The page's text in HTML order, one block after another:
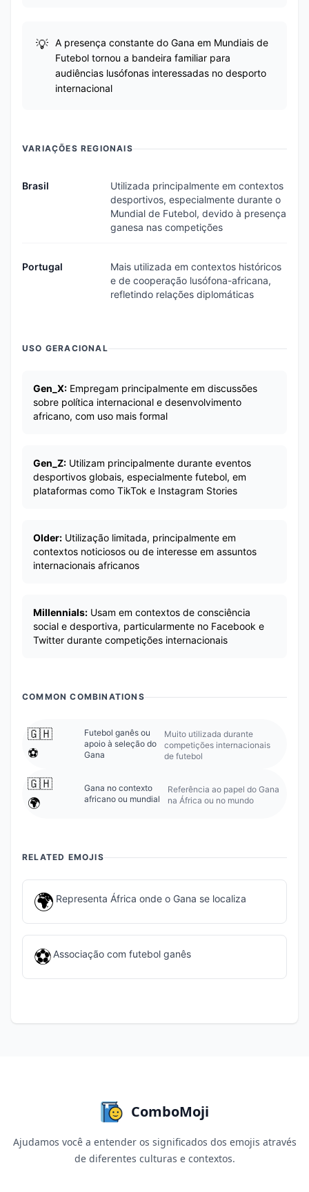
A presença constante do Gana em Mundiais de
Futebol tornou a bandeira familiar para
audiências lusófonas interessadas no desporto
internacional
VARIAÇÕES REGIONAIS
Brasil
Utilizada principalmente em contextos
desportivos, especialmente durante o
Mundial de Futebol, devido à presença
ganesa nas competições
Portugal
Mais utilizada em contextos históricos
e de cooperação lusófona-africana,
refletindo relações diplomáticas
USO GERACIONAL
Gen_X: Empregam principalmente em discussões
sobre política internacional e desenvolvimento
africano, com uso mais formal
Gen_Z: Utilizam principalmente durante eventos
desportivos globais, especialmente futebol, em
plataformas como TikTok e Instagram Stories
Older: Utilização limitada, principalmente em
contextos noticiosos ou de interesse em assuntos
internacionais africanos
Millennials: Usam em contextos de consciência
social e desportiva, particularmente no Facebook e
Twitter durante competições internacionais
COMMON COMBINATIONS
🇬🇭
⚽
Futebol ganês ou
apoio à seleção do
Gana
Muito utilizada durante
competições internacionais
de futebol
🇬🇭
🌍
Gana no contexto
africano ou mundial
Referência ao papel do Gana
na África ou no mundo
RELATED EMOJIS
🌍 Representa África onde o Gana se localiza
⚽ Associação com futebol ganês
ComboMoji
Ajudamos você a entender os significados dos emojis através
de diferentes culturas e contextos.